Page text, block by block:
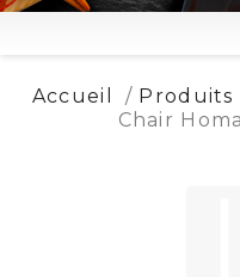
Accueil Produits
Chair